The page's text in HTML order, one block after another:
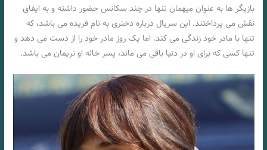
بازیگر ها به عنوان میهمان تنها در چند سکانس حضور داشته و به ایفای
نقش می پرداختند. این سریال درباره دختری به نام فریده می باشد، که
تنها با مادر خود زندگی می کند. اما یک روز مادر خود را از دست می دهد و
تنها کسی که برای او در دنیا باقی می ماند، پسر خاله او نریمان می باشد.